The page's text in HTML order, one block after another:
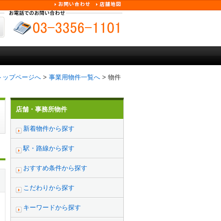
ップページへ > 事業用物件一覧へ > 物件
店舗・事務所物件
新着物件から探す
駅・路線から探す
おすすめ条件から探す
こだわりから探す
キーワードから探す